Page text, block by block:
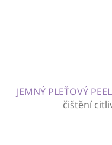
JEMNÝ PLEŤOVÝ
čištění